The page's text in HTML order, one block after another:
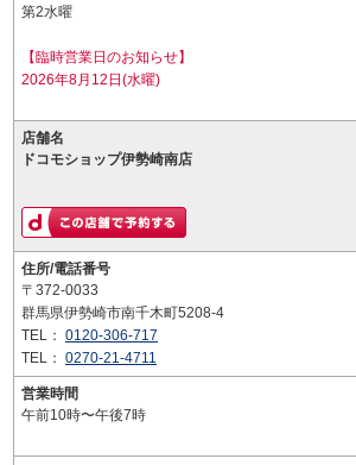
第2水曜
【臨時営業日のお知らせ】
2026年8月12日(水曜)
店舗名
ドコモショップ伊勢崎南店
住所/電話番号
〒372-0033
群馬県伊勢崎市南千木町5208-4
TEL： 0120-306-717
TEL： 0270-21-4711
営業時間
午前10時〜午後7時